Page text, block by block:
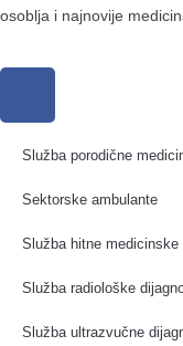
osoblja i najnovije
Služba porodične
Sektorske ambulante
Služba hitne medicinske
Služba radiološke
Služba ultrazvučne